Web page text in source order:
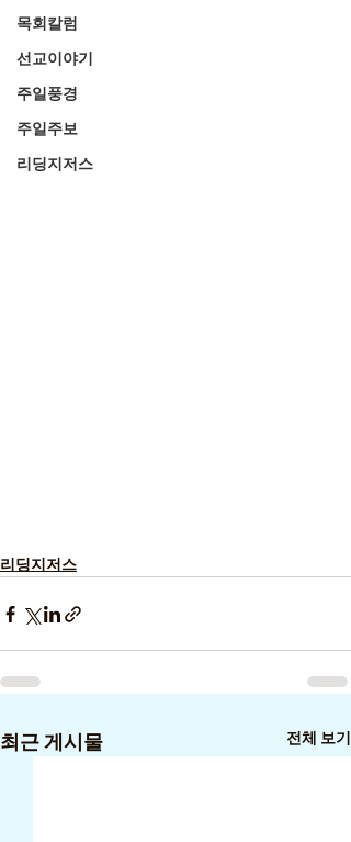
목회칼럼
선교이야기
주일풍경
주일주보
리딩지저스
리딩지저스
최근 게시물 전체 보기